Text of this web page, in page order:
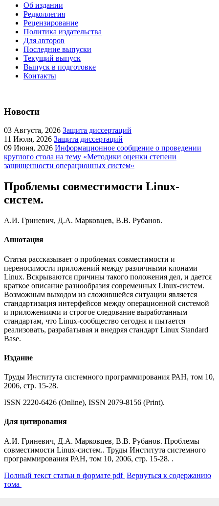
Об издании
Редколлегия
Рецензирование
Политика издательства
Для авторов
Последние выпуски
Текущий выпуск
Выпуск в подготовке
Контакты
Новости
03 Августа, 2026 Защита диссертаций
11 Июля, 2026 Защита диссертаций
09 Июня, 2026 Информационное сообщение о проведении
круглого стола на тему «Методики оценки степени
защищенности операционных систем»
Проблемы совместимости Linux-
систем.
А.И. Гриневич, Д.А. Марковцев, В.В. Рубанов.
Аннотация
Статья рассказывает о проблемах совместимости и
переносимости приложений между различными клонами
Linux. Вскрываются причины такого положения дел, и дается
краткое описание разнообразия современных Linux-систем.
Возможным выходом из сложившейся ситуации является
стандартизация интерфейсов между операционной системой
и приложениями и строгое следование выработанным
стандартам, что Linux-сообщество сегодня и пытается
реализовать, разрабатывая и внедряя стандарт Linux Standard
Base.
Издание
Труды Института системного программирования РАН, том 10,
2006, стр. 15-28.
ISSN 2220-6426 (Online), ISSN 2079-8156 (Print).
Для цитирования
А.И. Гриневич, Д.А. Марковцев, В.В. Рубанов. Проблемы
совместимости Linux-систем.. Труды Института системного
программирования РАН, том 10, 2006, стр. 15-28. .
Полный текст статьи в формате pdf Вернуться к содержанию
тома